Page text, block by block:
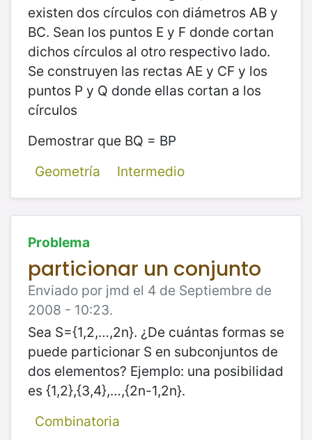
existen dos círculos con diámetros AB y
BC. Sean los puntos E y F donde cortan
dichos círculos al otro respectivo lado.
Se construyen las rectas AE y CF y los
puntos P y Q donde ellas cortan a los
círculos
Demostrar que BQ = BP
Geometría
Intermedio
Problema
particionar un conjunto
Enviado por jmd el 4 de Septiembre de
2008 - 10:23.
Sea S={1,2,…,2n}. ¿De cuántas formas se
puede particionar S en subconjuntos de
dos elementos? Ejemplo: una posibilidad
es {1,2},{3,4},…,{2n-1,2n}.
Combinatoria